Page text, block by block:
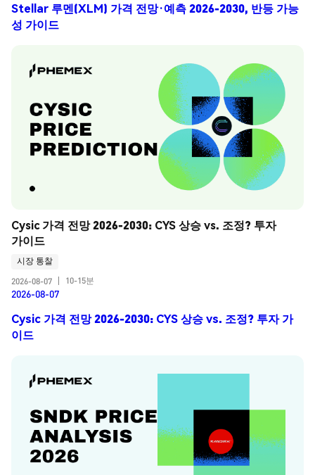
Stellar 루멘(XLM) 가격 전망·예측 2026-2030, 반등 가능
성 가이드
Cysic 가격 전망 2026-2030: CYS 상승 vs. 조정? 투자
가이드
시장 통찰
2026-08-07
10-15분
2026-08-07
Cysic 가격 전망 2026-2030: CYS 상승 vs. 조정? 투자 가
이드